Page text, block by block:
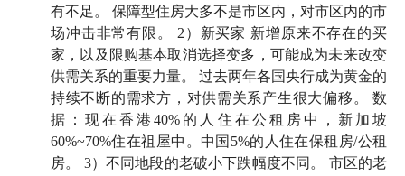
朋友 Nick，他是公众号「趋势动物」的主理人，擅长
用量化思维来进行房产投资，和我们大部分人的思路很
不一样。
在正式开始前，还是要强调一下，我非常希望这期对你
和家人的房产配置思路有所启发，但请谨慎判断，本期
的所有内容仅为嘉宾个人观点，不作为投资建议。
有不足。 保障型住房大多不是市区内，对市区内的市
场冲击非常有限。 2）新买家 新增原来不存在的买
家，以及限购基本取消选择变多，可能成为未来改变
供需关系的重要力量。 过去两年各国央行成为黄金的
持续不断的需求方，对供需关系产生很大偏移。 数
据：现在香港40%的人住在公租房中，新加坡
60%~70%住在祖屋中。中国5%的人住在保租房/公租
房。 3）不同地段的老破小下跌幅度不同。 市区的老